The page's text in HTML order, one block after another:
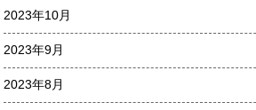
2023年10月
2023年9月
2023年8月